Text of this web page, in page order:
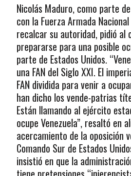
Nicolás Maduro, como parte
con la Fuerza Armada
recalcar su autoridad, pidió al
prepararse para una posible
parte de Estados Unidos.
una FAN del Siglo XXI. El
FAN dividida para venir a
han dicho los vende-patrias
Están llamando al ejército
ocupe Venezuela”, resaltó en
acercamiento de la oposición
Comando Sur de Estados
insistió en que la